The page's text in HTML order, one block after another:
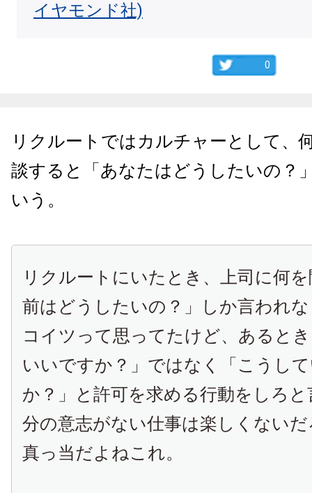
イヤモンド社)
0
リクルートではカルチャーとして、
談すると「あなたはどうしたいの？
いう。
リクルートにいたとき、上司に何
前はどうしたいの？」しか言われ
コイツって思ってたけど、あると
いいですか？」ではなく「こうし
か？」と許可を求める行動をしろ
分の意志がない仕事は楽しくない
真っ当だよねこれ。